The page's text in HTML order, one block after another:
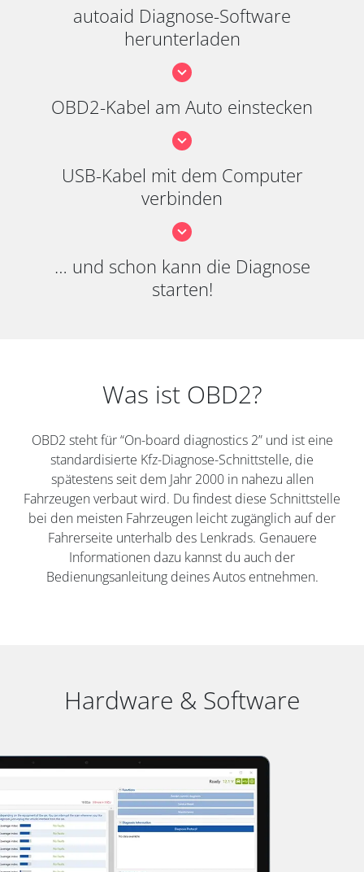
autoaid Diagnose-Software
herunterladen
OBD2-Kabel am Auto einstecken
USB-Kabel mit dem Computer
verbinden
… und schon kann die Diagnose
starten!
Was ist OBD2?
OBD2 steht für “On-board diagnostics 2” und ist eine
standardisierte Kfz-Diagnose-Schnittstelle, die
spätestens seit dem Jahr 2000 in nahezu allen
Fahrzeugen verbaut wird. Du findest diese Schnittstelle
bei den meisten Fahrzeugen leicht zugänglich auf der
Fahrerseite unterhalb des Lenkrads. Genauere
Informationen dazu kannst du auch der
Bedienungsanleitung deines Autos entnehmen.
Hardware & Software